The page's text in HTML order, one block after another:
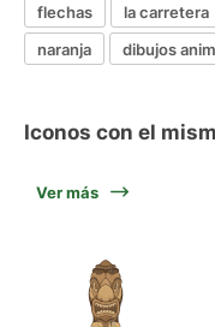
flechas la carretera
naranja
dibujos
Iconos con el
Ver más